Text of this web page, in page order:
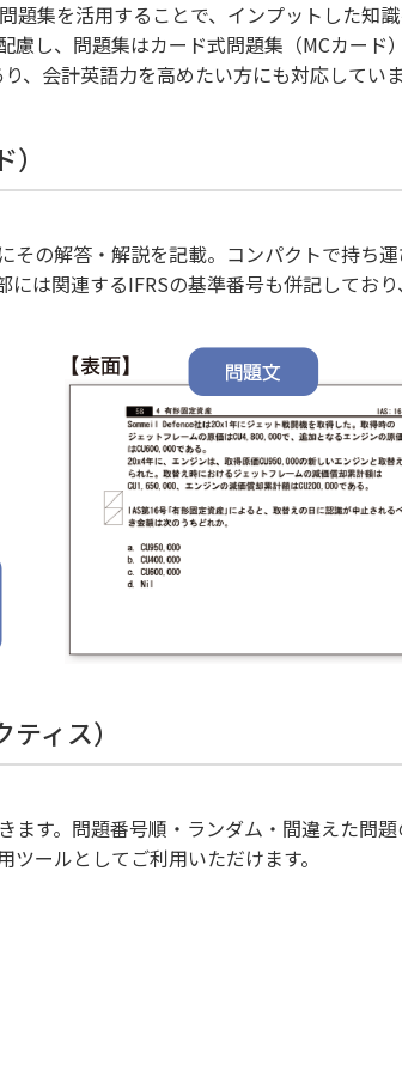
題集を活用することで、インプットした知
し、問題集はカード式問題集（MCカード
、会計英語力を高めたい方にも対応していま
その解答・解説を記載。コンパクトで持ち
は関連するIFRSの基準番号も併記してお
ィス）
ます。問題番号順・ランダム・間違えた問題
ールとしてご利用いただけます。